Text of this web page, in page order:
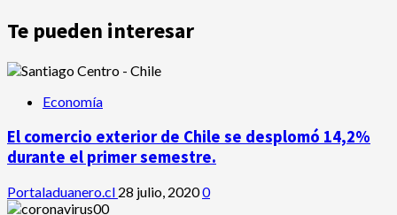
Te pueden interesar
Economía
El comercio exterior de Chile se desplomó 14,2%
durante el primer semestre.
Portaladuanero.cl 28 julio, 20200